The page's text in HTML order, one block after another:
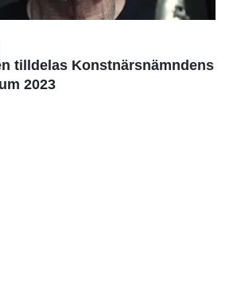
tilldelas Konstnärsnämndens
2023